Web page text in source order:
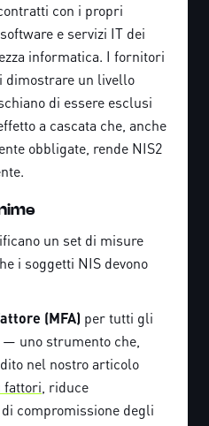
con i propri
e servizi IT dei
informatica. I fornitori
dimostrare un livello
di essere esclusi
a cascata che, anche
obbligate, rende NIS2
un set di misure
i soggetti NIS devono
(MFA) per tutti gli
uno strumento che,
nel nostro articolo
fattori , riduce
compromissione degli